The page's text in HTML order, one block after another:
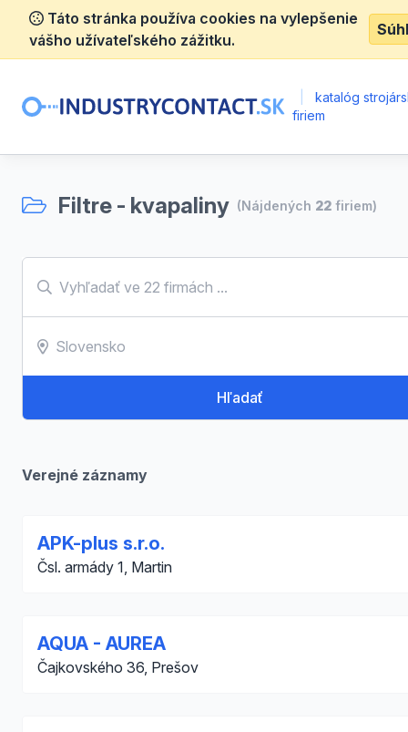
Táto stránka používa cookies na vylepšenie
vášho užívateľského zážitku.
katalóg
firiem
Filtre - kvapaliny (Nájdených 22 firiem)
Hľadať
Verejné záznamy
APK-plus s.r.o.
Čsl. armády 1, Martin
AQUA - AUREA
Čajkovského 36, Prešov